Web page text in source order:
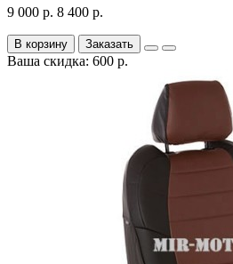
9 000 р. 8 400 р.
В корзину Заказать
Ваша скидка: 600 р.